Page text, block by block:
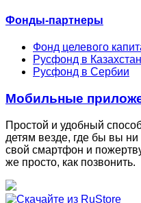
Фонды-партнеры
Фонд целевого
Русфонд в
Русфонд в Сербии
Мобильные
Простой и удобный
детям везде, где бы вы
свой смартфон и
же просто, как позвонить.